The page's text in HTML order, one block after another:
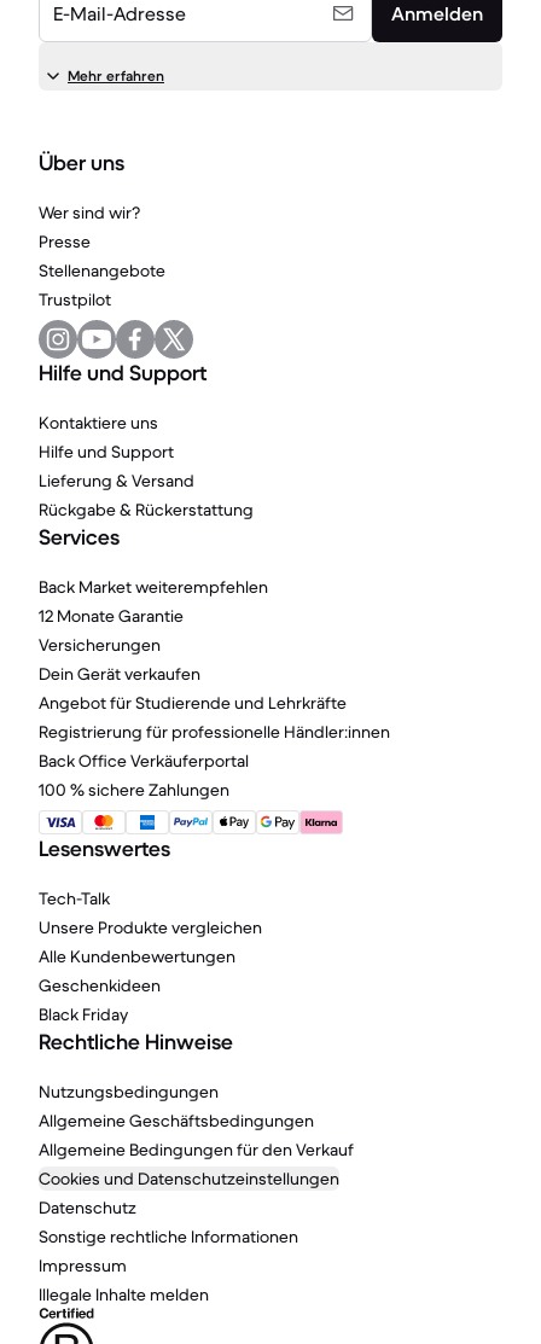
E-Mail-Adresse Anmelden
Mehr erfahren
Über uns
Wer sind wir?
Presse
Stellenangebote
Trustpilot
Hilfe und Support
Kontaktiere uns
Hilfe und Support
Lieferung & Versand
Rückgabe & Rückerstattung
Services
Back Market weiterempfehlen
12 Monate Garantie
Versicherungen
Dein Gerät verkaufen
Angebot für Studierende und Lehrkräfte
Registrierung für professionelle Händler:innen
Back Office Verkäuferportal
100 % sichere Zahlungen
Lesenswertes
Tech-Talk
Unsere Produkte vergleichen
Alle Kundenbewertungen
Geschenkideen
Black Friday
Rechtliche Hinweise
Nutzungsbedingungen
Allgemeine Geschäftsbedingungen
Allgemeine Bedingungen für den Verkauf
Cookies und Datenschutzeinstellungen
Datenschutz
Sonstige rechtliche Informationen
Impressum
Illegale Inhalte melden